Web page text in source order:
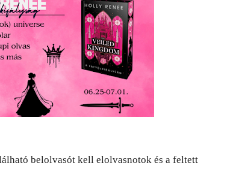
belolvasót kell elolvasnotok és a feltett